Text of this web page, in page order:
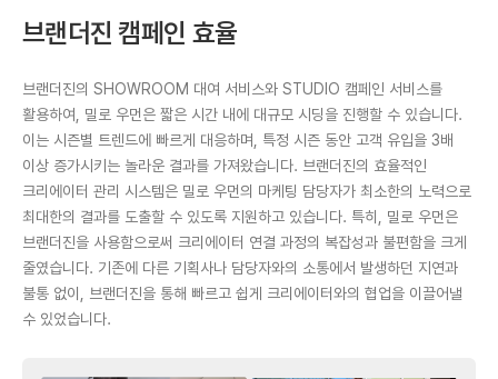
브랜더진 캠페인 효율
브랜더진의 SHOWROOM 대여 서비스와 STUDIO 캠페인 서비스를
활용하여, 밀로 우먼은 짧은 시간 내에 대규모 시딩을 진행할 수 있습니다.
이는 시즌별 트렌드에 빠르게 대응하며, 특정 시즌 동안 고객 유입을 3배
이상 증가시키는 놀라운 결과를 가져왔습니다. 브랜더진의 효율적인
크리에이터 관리 시스템은 밀로 우먼의 마케팅 담당자가 최소한의 노력으로
최대한의 결과를 도출할 수 있도록 지원하고 있습니다. 특히, 밀로 우먼은
브랜더진을 사용함으로써 크리에이터 연결 과정의 복잡성과 불편함을 크게
줄였습니다. 기존에 다른 기획사나 담당자와의 소통에서 발생하던 지연과
불통 없이, 브랜더진을 통해 빠르고 쉽게 크리에이터와의 협업을 이끌어낼
수 있었습니다.